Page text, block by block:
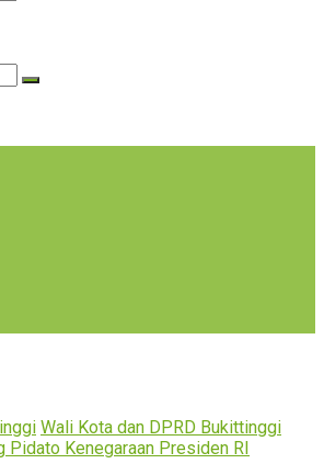
Wali Kota dan DPRD Bukittinggi
Pidato Kenegaraan Presiden RI